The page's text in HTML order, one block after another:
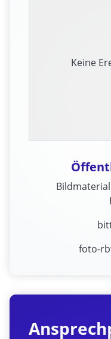
Keine
Bildmaterial
foto-